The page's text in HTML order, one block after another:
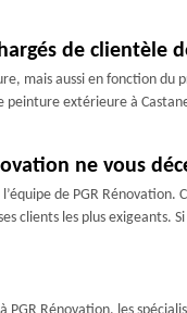
de clientèle
mais aussi en fonction du
peinture extérieure à
ne vous
de PGR
les plus exigeants. Si